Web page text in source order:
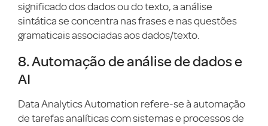
significado dos dados ou do texto, a análise
sintática se concentra nas frases e nas questões
gramaticais associadas aos dados/texto.
8. Automação de análise de dados e
AI
Data Analytics Automation refere-se à automação
de tarefas analíticas com sistemas e processos de